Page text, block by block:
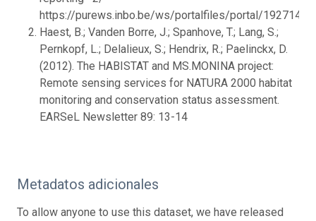
https://purews.inbo.be/ws/portalfiles/portal/
Haest, B.; Vanden Borre, J.; Spanhove, T.; Lang, S.;
Pernkopf, L.; Delalieux, S.; Hendrix, R.; Paelinckx, D.
(2012). The HABISTAT and MS.MONINA project:
Remote sensing services for NATURA 2000 habitat
monitoring and conservation status assessment.
EARSeL Newsletter 89: 13-14
Metadatos adicionales
To allow anyone to use this dataset, we have released